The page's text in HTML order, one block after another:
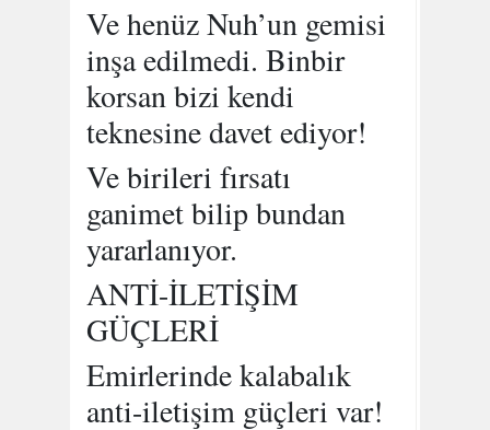
Ve henüz Nuh’un gemisi
inşa edilmedi. Binbir
korsan bizi kendi
teknesine davet ediyor!
Ve birileri fırsatı
ganimet bilip bundan
yararlanıyor.
ANTİ-İLETİŞİM
GÜÇLERİ
Emirlerinde kalabalık
anti-iletişim güçleri var!